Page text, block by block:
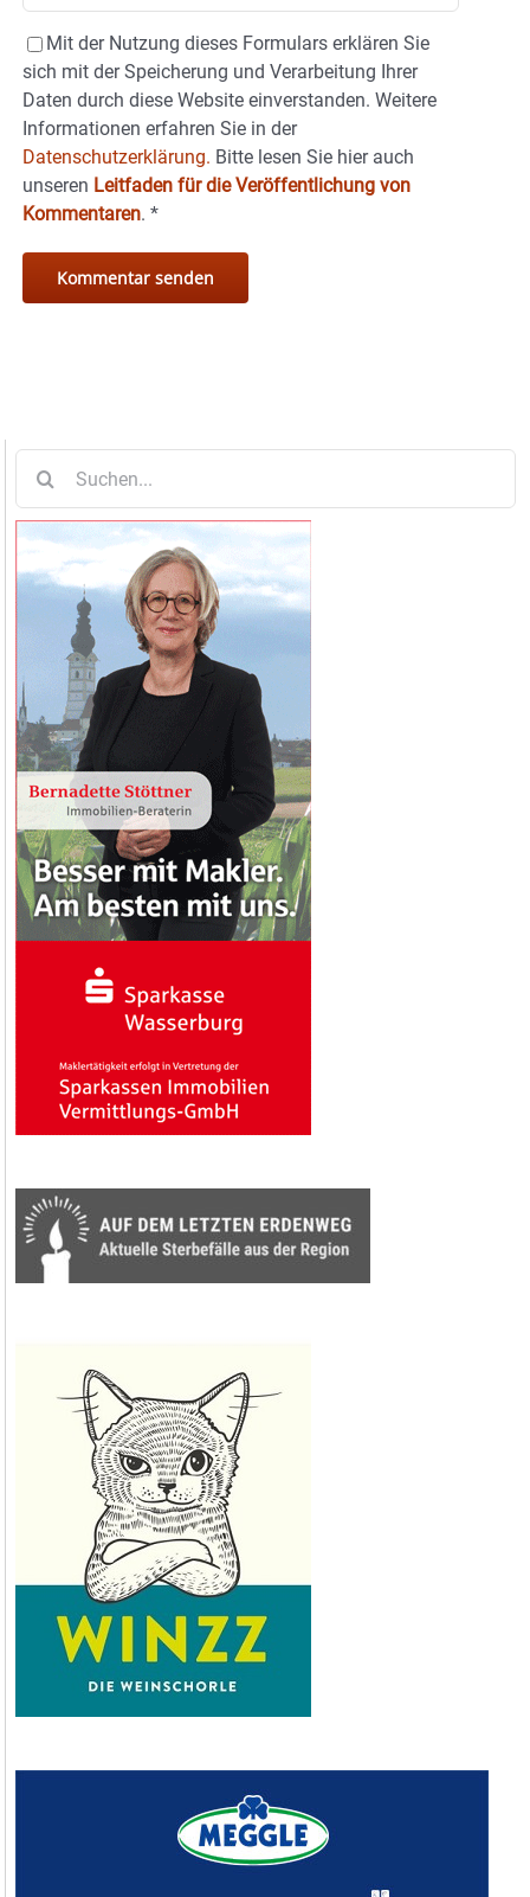
Mit der Nutzung dieses Formulars erklären Sie
sich mit der Speicherung und Verarbeitung Ihrer
Daten durch diese Website einverstanden. Weitere
Informationen erfahren Sie in der
Datenschutzerklärung. Bitte lesen Sie hier auch
unseren Leitfaden für die Veröffentlichung von
Kommentaren. *
nach: